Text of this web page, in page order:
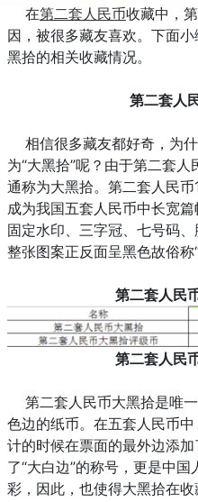
在第二套人民币收藏中，
因，被很多藏友喜欢。下面
黑拾的相关收藏情况。
第二套人
相信很多藏友都好奇，为
为“大黑拾”呢？由于第二套
通称为大黑拾。第二套人民币
成为我国五套人民币中长宽
固定水印、三字冠、七号码
整张图案正反面呈黑色故俗称
第二套人民
第二套人民
第二套人民币大黑拾是唯
色边的纸币。在五套人民币
计的时候在票面的最外边添
了“大白边”的称号，更是中
彩，因此，也使得大黑拾在收